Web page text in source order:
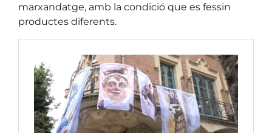
marxandatge, amb la condició que es fessin
productes diferents.